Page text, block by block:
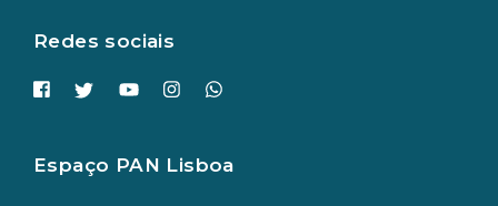
Redes sociais
Espaço PAN Lisboa